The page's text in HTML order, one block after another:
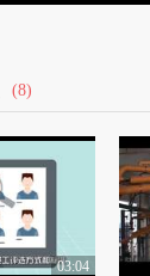
(8)
03:04